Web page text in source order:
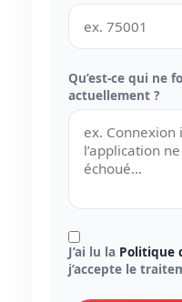
Qu’est-ce qui ne
actuellement ?
J’ai lu la Politique
j’accepte le